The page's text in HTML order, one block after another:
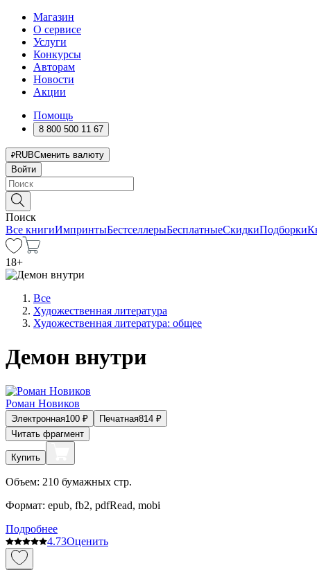
Магазин
О сервисе
Услуги
Конкурсы
Авторам
Новости
Акции
Помощь
8 800 500 11 67
RUBСменить валюту
Войти
Поиск
Все книгиИмпринтыБестселлерыБесплатныеСкидкиПодборки
18+
Все
Художественная литература
Художественная литература: общее
Демон внутри
Роман Новиков
Электронная100 ₽ Печатная814 ₽
Читать фрагмент
Купить
Объем: 210 бумажных стр.
Формат: epub, fb2, pdfRead, mobi
Подробнее
4.73Оценить